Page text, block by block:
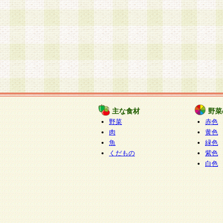
主な食材
野菜
肉
魚
くだもの
野
赤色
黄色
緑色
紫色
白色